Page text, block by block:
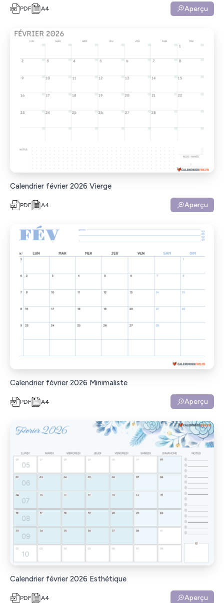
PDF A4 Aperçu
Calendrier février 2026 Vierge
PDF A4 Aperçu
Calendrier février 2026 Minimaliste
PDF A4 Aperçu
Calendrier février 2026 Esthétique
PDF A4 Aperçu